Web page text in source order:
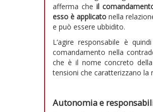
afferma cheil
esso è applicato nella
e può essere ubbidito.
L’agire responsabile è
comandamento nella
che è il nome concreto
tensioni che caratterizzano la
Autonomia e